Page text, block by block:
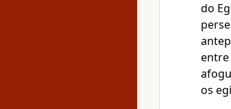
do
entre
os